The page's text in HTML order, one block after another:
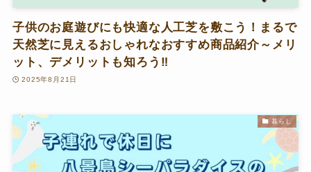
子供のお庭遊びにも快適な人工芝を敷こう！まるで
天然芝に見えるおしゃれなおすすめ商品紹介～メリ
ット、デメリットも知ろう‼
2025年8月21日
暮らし